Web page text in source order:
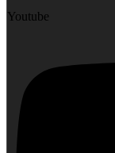
Youtube